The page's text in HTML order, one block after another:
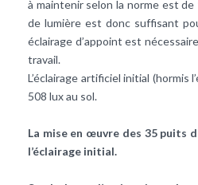
à maintenir selon la norme est de
de lumière est donc suffisant
éclairage d’appoint est
travail.
L’éclairage artificiel initial (hormis
508 lux au sol.
La mise en œuvre des 35 puits
l’éclairage initial.